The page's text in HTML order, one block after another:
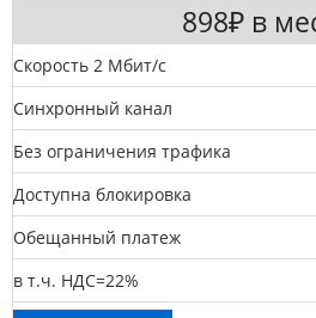
898₽ в
Скорость 2 Мбит/с
Синхронный канал
Без ограничения трафика
Доступна блокировка
Обещанный платеж
в т.ч. НДС=22%